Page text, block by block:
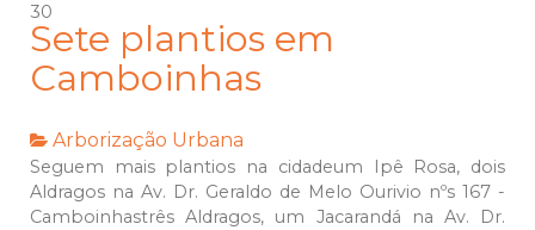
30
Sete plantios em
Camboinhas
Arborização Urbana
Seguem mais plantios na cidadeum Ipê Rosa, dois
Aldragos na Av. Dr. Geraldo de Melo Ourivio nºs 167 -
Camboinhastrês Aldragos, um Jacarandá na Av. Dr.